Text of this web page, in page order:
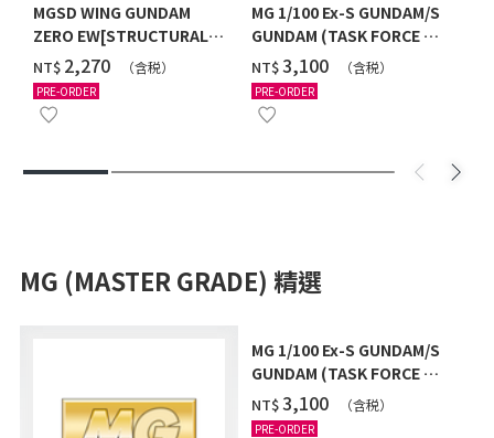
MGSD WING GUNDAM
ZERO EW[STRUCTURAL
COATING/BLACK] [2026年
12月發送]
NT$ ‌2,270 （含税）
PRE-ORDER
MG 1/100 Ex-S GUNDAM/S
GUNDAM (TASK FORCE α
Ver.) [2026年10月發送]
NT$‌3,100 （含税）
PRE-ORDER
MG (MASTER GRADE) 精選
MG 1/100 Ex-S GUNDAM/S
GUNDAM (TASK FORCE α
Ver.) [2026年10月發送]
NT$‌3,100 （含税）
PRE-ORDER